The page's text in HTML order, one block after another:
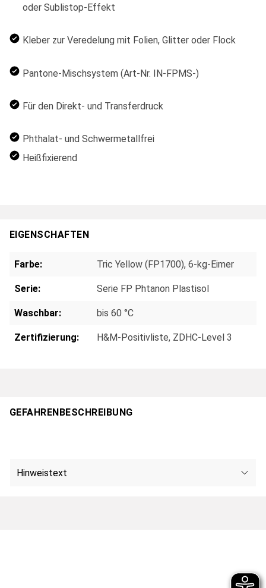
oder Sublistop-Effekt
Kleber zur Veredelung mit Folien, Glitter oder Flock
Pantone-Mischsystem (Art-Nr. IN-FPMS-)
Für den Direkt- und Transferdruck
Phthalat- und Schwermetallfrei
Heißfixierend
EIGENSCHAFTEN
Farbe: Tric Yellow (FP1700), 6-kg-Eimer
Serie: Serie FP Phtanon Plastisol
Waschbar: bis 60 °C
Zertifizierung: H&M-Positivliste, ZDHC-Level 3
GEFAHRENBESCHREIBUNG
Hinweistext